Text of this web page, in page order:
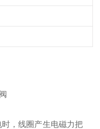
，线圈产生电磁力把